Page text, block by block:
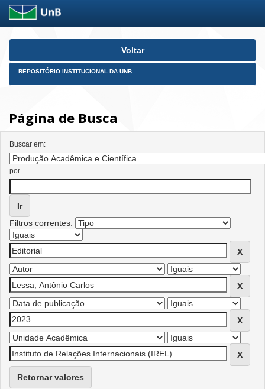
Skip
Voltar
REPOSITÓRIO INSTITUCIONAL DA UNB
Página de Busca
Buscar em:
por
Filtros correntes:
Retornar valores